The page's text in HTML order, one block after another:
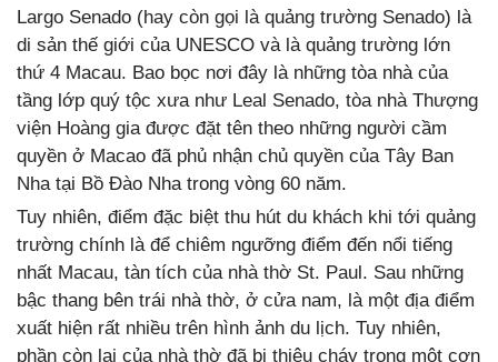
Largo Senado (hay còn gọi là quảng trường Senado) là
di sản thế giới của UNESCO và là quảng trường lớn
thứ 4 Macau. Bao bọc nơi đây là những tòa nhà của
tầng lớp quý tộc xưa như Leal Senado, tòa nhà Thượng
viện Hoàng gia được đặt tên theo những người cầm
quyền ở Macao đã phủ nhận chủ quyền của Tây Ban
Nha tại Bồ Đào Nha trong vòng 60 năm.
Tuy nhiên, điểm đặc biệt thu hút du khách khi tới quảng
trường chính là để chiêm ngưỡng điểm đến nổi tiếng
nhất Macau, tàn tích của nhà thờ St. Paul. Sau những
bậc thang bên trái nhà thờ, ở cửa nam, là một địa điểm
xuất hiện rất nhiều trên hình ảnh du lịch. Tuy nhiên,
phần còn lại của nhà thờ đã bị thiêu cháy trong một cơn